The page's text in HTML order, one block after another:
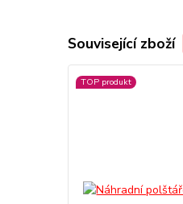
Související zboží
TOP produkt